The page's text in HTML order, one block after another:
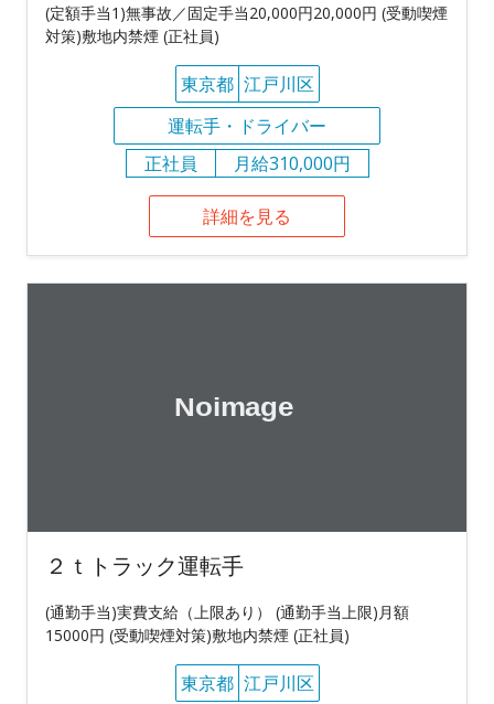
(定額手当1)無事故／固定手当20,000円20,000円 (受動喫煙
対策)敷地内禁煙 (正社員)
東京都 江戸川区
運転手・ドライバー
正社員
月給310,000円
詳細を見る
２ｔトラック運転手
(通勤手当)実費支給（上限あり） (通勤手当上限)月額
15000円 (受動喫煙対策)敷地内禁煙 (正社員)
東京都 江戸川区